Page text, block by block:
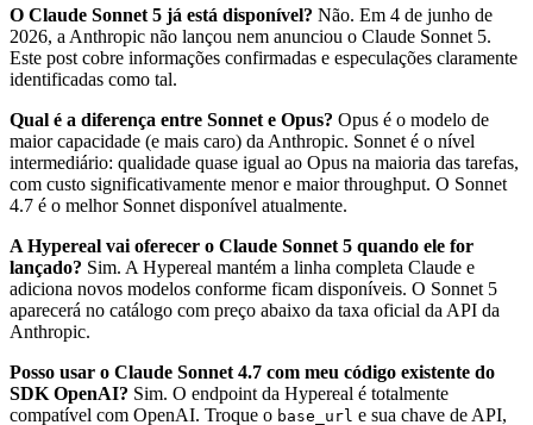
O Claude Sonnet 5 já está disponível? Não. Em 4 de junho de
2026, a Anthropic não lançou nem anunciou o Claude Sonnet 5.
Este post cobre informações confirmadas e especulações claramente
identificadas como tal.
Qual é a diferença entre Sonnet e Opus? Opus é o modelo de
maior capacidade (e mais caro) da Anthropic. Sonnet é o nível
intermediário: qualidade quase igual ao Opus na maioria das tarefas,
com custo significativamente menor e maior throughput. O Sonnet
4.7 é o melhor Sonnet disponível atualmente.
A Hypereal vai oferecer o Claude Sonnet 5 quando ele for
lançado? Sim. A Hypereal mantém a linha completa Claude e
adiciona novos modelos conforme ficam disponíveis. O Sonnet 5
aparecerá no catálogo com preço abaixo da taxa oficial da API da
Anthropic.
Posso usar o Claude Sonnet 4.7 com meu código existente do
SDK OpenAI? Sim. O endpoint da Hypereal é totalmente
compatível com OpenAI. Troque o base_url e sua chave de API,